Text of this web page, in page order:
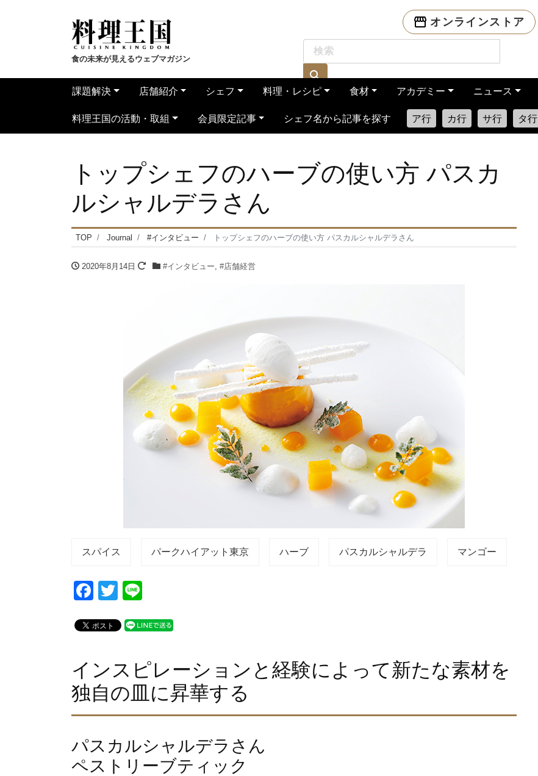
食の未来が見えるウェブマガジン
オンラインストア
課題解決 店舗紹介 シェフ 料理・レシピ 食材 アカデミー ニュース
料理王国の活動・取組 会員限定記事 シェフ名から記事を探す ア行 カ行 サ行 タ行
トップシェフのハーブの使い方 パスカ
ルシャルデラさん
TOP Journal #インタビュー トップシェフのハーブの使い方 パスカルシャルデラさん
2020年8月14日 #インタビュー, #店舗経営
スパイス パークハイアット東京 ハーブ パスカルシャルデラ マンゴー
F
c
b
o
o
T
tt
e
インスピレーションと経験によって新たな素材を
独自の皿に昇華する
パスカルシャルデラさん
ペストリーブティック